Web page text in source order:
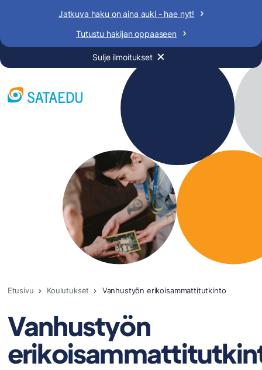
Jatkuva haku on aina auki - hae nyt!
Tutustu hakijan oppaaseen
Sulje ilmoitukset
Etusivu Koulutukset Vanhustyön erikoisammattitutkinto
Vanhustyön